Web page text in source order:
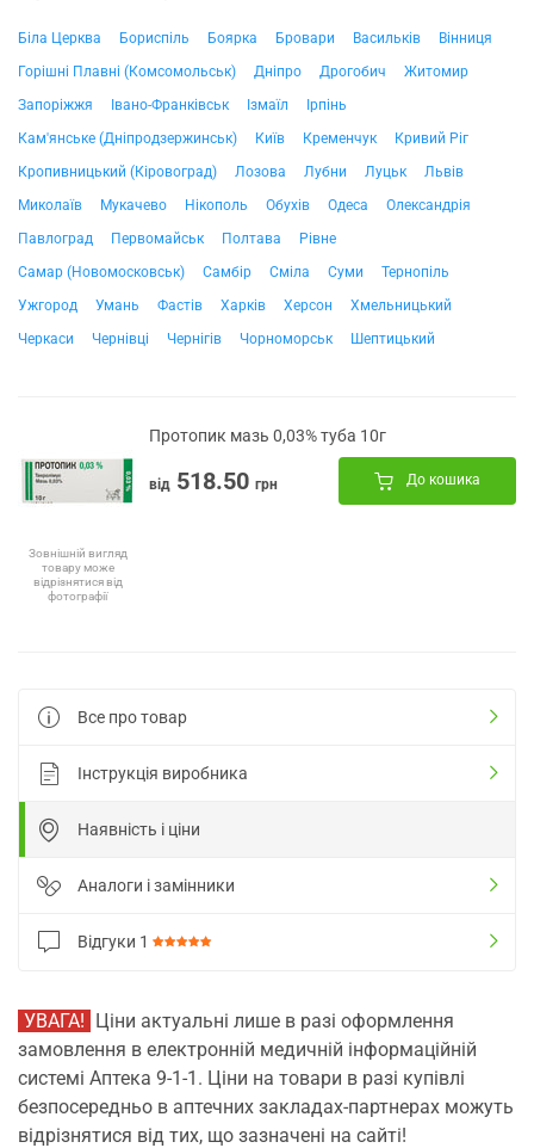
Біла Церква Бориспіль Боярка Бровари Васильків
Вінниця
Горішні Плавні (Комсомольськ)
Дніпро Дрогобич
Житомир
Запоріжжя
Івано-Франківськ Ізмаїл
Ірпінь
Кам'янське (Дніпродзержинськ)
Київ Кременчук
Кривий Ріг
Кропивницький (Кіровоград)
Лозова Лубни Луцьк
Львів
Миколаїв
Мукачево Нікополь Обухів Одеса
Олександрія
Павлоград
Первомайськ Полтава
Рівне
Самар (Новомосковськ)
Самбір Сміла Суми
Тернопіль
Ужгород
Умань Фастів Харків Херсон
Хмельницький
Черкаси
Чернівці Чернігів Чорноморськ Шептицький
Зовнішній вигляд
товару може
відрізнятися від
фотографії
Протопик мазь 0,03% туба 10г
від 518.50 грн До кошика
Все про товар
Інструкція виробника
Наявність і ціни
Аналоги і замінники
Відгуки 1
УВАГА! Ціни актуальні лише в разі оформлення
замовлення в електронній медичній інформаційній
системі Аптека 9-1-1. Ціни на товари в разі купівлі
безпосередньо в аптечних закладах-партнерах можуть
відрізнятися від тих, що зазначені на сайті!